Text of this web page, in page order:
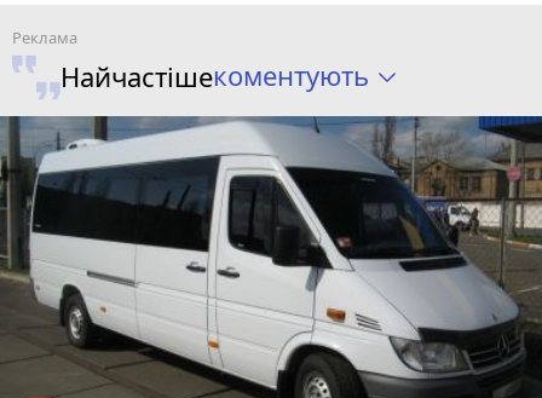
Найчастішекоментують